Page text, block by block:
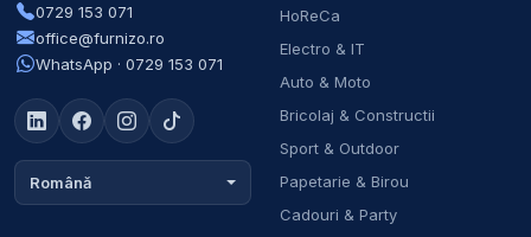
0729 153 071
office@furnizo.ro
WhatsApp · 0729 153 071
Română
HoReCa
Electro & IT
Auto & Moto
Bricolaj & Constructii
Sport & Outdoor
Papetarie & Birou
Cadouri & Party